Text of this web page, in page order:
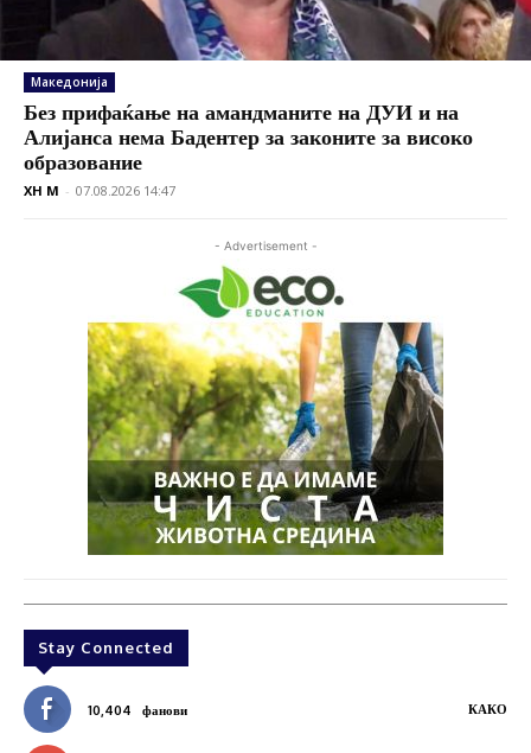
Македонија
Без прифаќање на амандманите на ДУИ и на
Алијанса нема Бадентер за законите за високо
образование
XH M - 07.08.2026 14:47
- Advertisement -
Stay Connected
10,404 фанови КАКО